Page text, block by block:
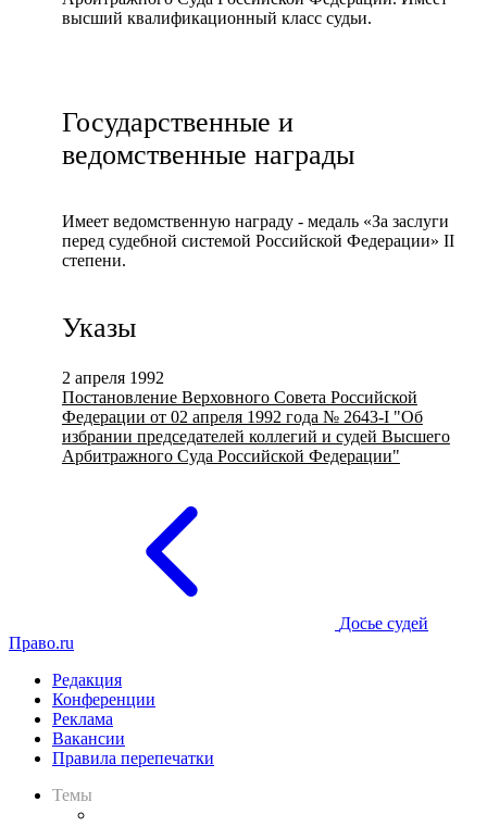
высший квалификационный класс судьи.
Государственные и
ведомственные награды
Имеет ведомственную награду - медаль «За заслуги
перед судебной системой Российской Федерации» II
степени.
Указы
2 апреля 1992
Постановление Верховного Совета Российской
Федерации от 02 апреля 1992 года № 2643-I "Об
избрании председателей коллегий и судей Высшего
Арбитражного Суда Российской Федерации"
Досье судей
Право.ru
Редакция
Конференции
Реклама
Вакансии
Правила перепечатки
Темы